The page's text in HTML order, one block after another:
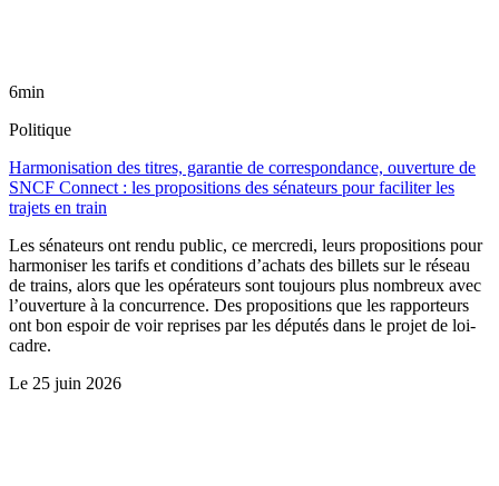
6min
Politique
Harmonisation des titres, garantie de correspondance, ouverture de
SNCF Connect : les propositions des sénateurs pour faciliter les
trajets en train
Les sénateurs ont rendu public, ce mercredi, leurs propositions pour
harmoniser les tarifs et conditions d’achats des billets sur le réseau
de trains, alors que les opérateurs sont toujours plus nombreux avec
l’ouverture à la concurrence. Des propositions que les rapporteurs
ont bon espoir de voir reprises par les députés dans le projet de loi-
cadre.
Le 25 juin 2026